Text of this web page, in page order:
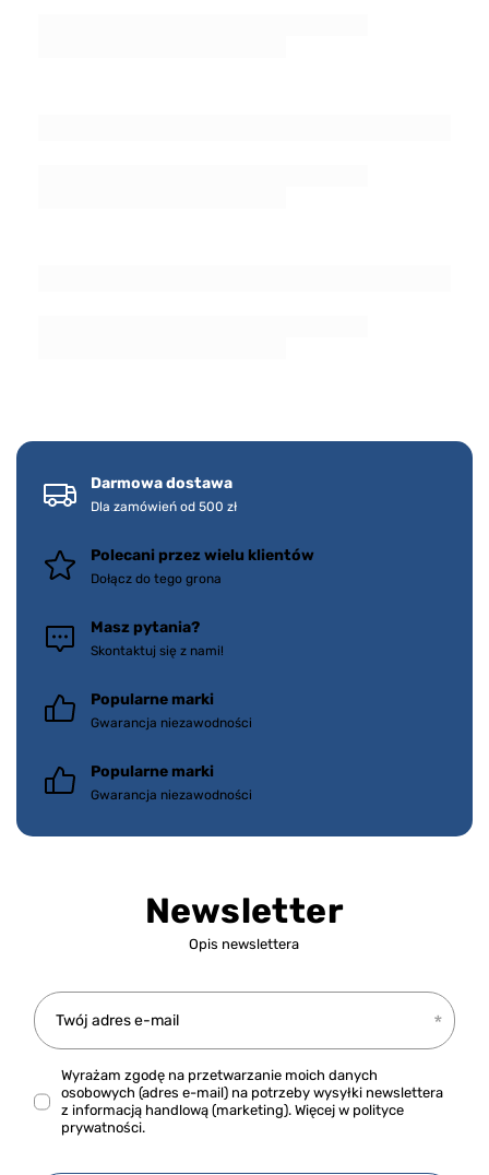
Darmowa dostawa
Dla zamówień od 500 zł
Polecani przez wielu klientów
Dołącz do tego grona
Masz pytania?
Skontaktuj się z nami!
Popularne marki
Gwarancja niezawodności
Popularne marki
Gwarancja niezawodności
Newsletter
Opis newslettera
Twój adres e-mail
Wyrażam zgodę na przetwarzanie moich danych
osobowych (adres e-mail) na potrzeby wysyłki newslettera
z informacją handlową (marketing). Więcej w polityce
prywatności.